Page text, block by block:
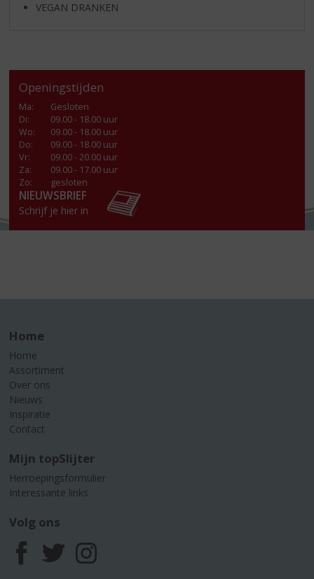
VEGAN DRANKEN
Openingstijden
Ma:
Gesloten
Di:
09.00 - 18.00 uur
Wo:
09.00 - 18.00 uur
Do:
09.00 - 18.00 uur
Vr:
09.00 - 20.00 uur
Za:
09.00 - 17.00 uur
Zo:
gesloten
NIEUWSBRIEF
Schrijf je hier in
Home
Home
Assortiment
Over ons
Nieuws
Inspiratie
Contact
Mijn topSlijter
Herroepingsformulier
Interessante links
Volg ons
F
T
I